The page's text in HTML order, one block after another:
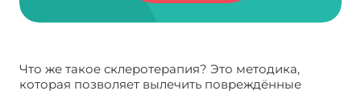
Что же такое склеротерапия? Это методика,
которая позволяет вылечить повреждённые